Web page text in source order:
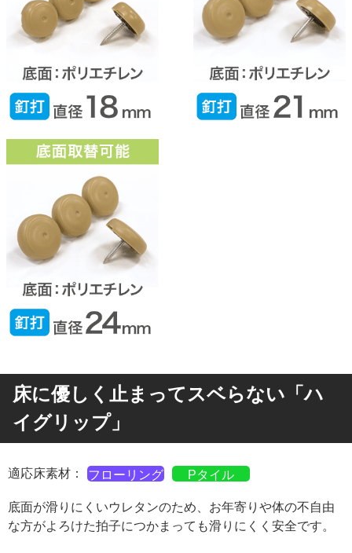
床に優しく止まってスベらない「ハ
イグリップ」
適応床素材： フローリング Pタイル
底面が滑りにくいウレタンのため、お年寄りや体の不自由
な方がよろけた拍子につかまっても滑りにくく安全です。